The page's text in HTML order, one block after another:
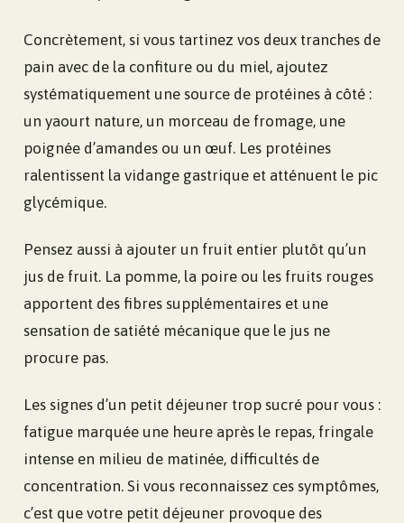
Concrètement, si vous tartinez vos deux tranches de
pain avec de la confiture ou du miel, ajoutez
systématiquement une source de protéines à côté :
un yaourt nature, un morceau de fromage, une
poignée d’amandes ou un œuf. Les protéines
ralentissent la vidange gastrique et atténuent le pic
glycémique.
Pensez aussi à ajouter un fruit entier plutôt qu’un
jus de fruit. La pomme, la poire ou les fruits rouges
apportent des fibres supplémentaires et une
sensation de satiété mécanique que le jus ne
procure pas.
Les signes d’un petit déjeuner trop sucré pour vous :
fatigue marquée une heure après le repas, fringale
intense en milieu de matinée, difficultés de
concentration. Si vous reconnaissez ces symptômes,
c’est que votre petit déjeuner provoque des